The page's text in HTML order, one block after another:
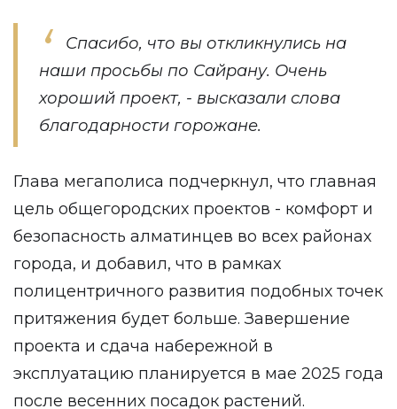
Спасибо, что вы откликнулись на
наши просьбы по Сайрану. Очень
хороший проект, - высказали слова
благодарности горожане.
Глава мегаполиса подчеркнул, что главная
цель общегородских проектов - комфорт и
безопасность алматинцев во всех районах
города, и добавил, что в рамках
полицентричного развития подобных точек
притяжения будет больше. Завершение
проекта и сдача набережной в
эксплуатацию планируется в мае 2025 года
после весенних посадок растений.